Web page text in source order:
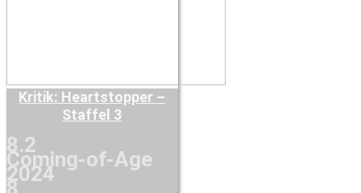
Kritik: Heartstopper –
Staffel 3
8.2
Coming-of-Age
2024